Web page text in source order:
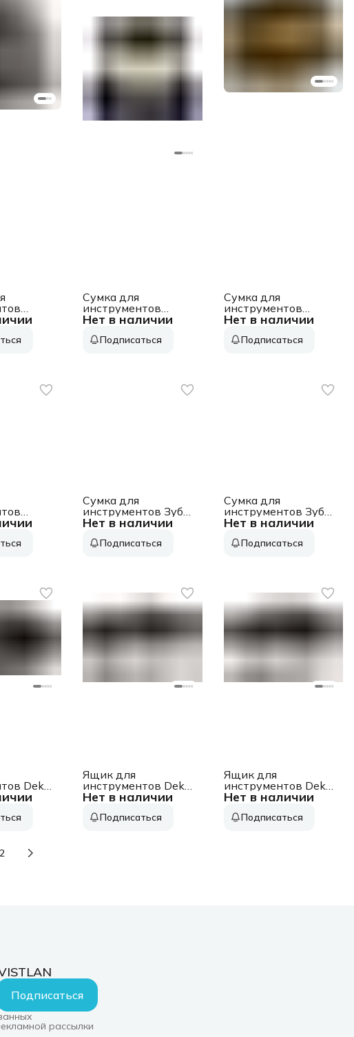
Нет в наличии
Сумка для
инструментов
Kraftool KBS-4
желтый (38760-4)
Подписаться
Нет в наличии
Сумка для
инструментов
Denzel 90295 10л
черный/желтый
Подписаться
2отд.
Нет в наличии
Сумка для
инструментов Зубр
38654 13карм.
Подписаться
Нет в наличии
Сумка для
инструментов Зубр
38650 10карм.
Подписаться
Deko
32л
Нет в наличии
Ящик для
инструментов Deko
Tool box 23M 23л
серебристый/
Подписаться
Нет в наличии
Ящик для
инструментов Deko
Tool box 18M 18л
серебристый/
Подписаться
2
Подписаться
рассылки